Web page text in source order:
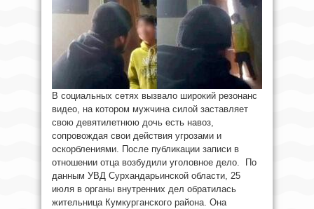
В социальных сетях вызвало широкий резонанс
видео, на котором мужчина силой заставляет
свою девятилетнюю дочь есть навоз,
сопровождая свои действия угрозами и
оскорблениями. После публикации записи в
отношении отца возбудили уголовное дело. По
данным УВД Сурхандарьинской области, 25
июля в органы внутренних дел обратилась
жительница Кумкурганского района. Она